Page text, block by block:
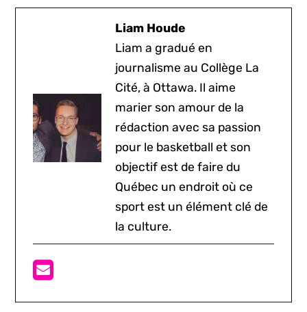
Liam Houde
Liam a gradué en
journalisme au Collège La
Cité, à Ottawa. Il aime
marier son amour de la
rédaction avec sa passion
pour le basketball et son
objectif est de faire du
Québec un endroit où ce
sport est un élément clé de
la culture.